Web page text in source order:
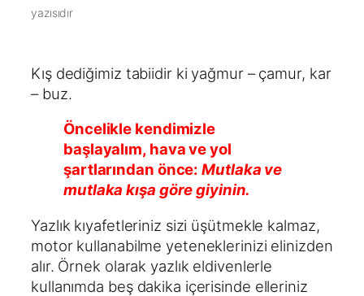
yazısıdır
Kış dediğimiz tabiidir ki yağmur – çamur, kar
– buz.
Öncelikle kendimizle
başlayalım, hava ve yol
şartlarından önce:Mutlaka ve
mutlaka kışa göre giyinin.
Yazlık kıyafetleriniz sizi üşütmekle kalmaz,
motor kullanabilme yeteneklerinizi elinizden
alır. Örnek olarak yazlık eldivenlerle
kullanımda beş dakika içerisinde elleriniz